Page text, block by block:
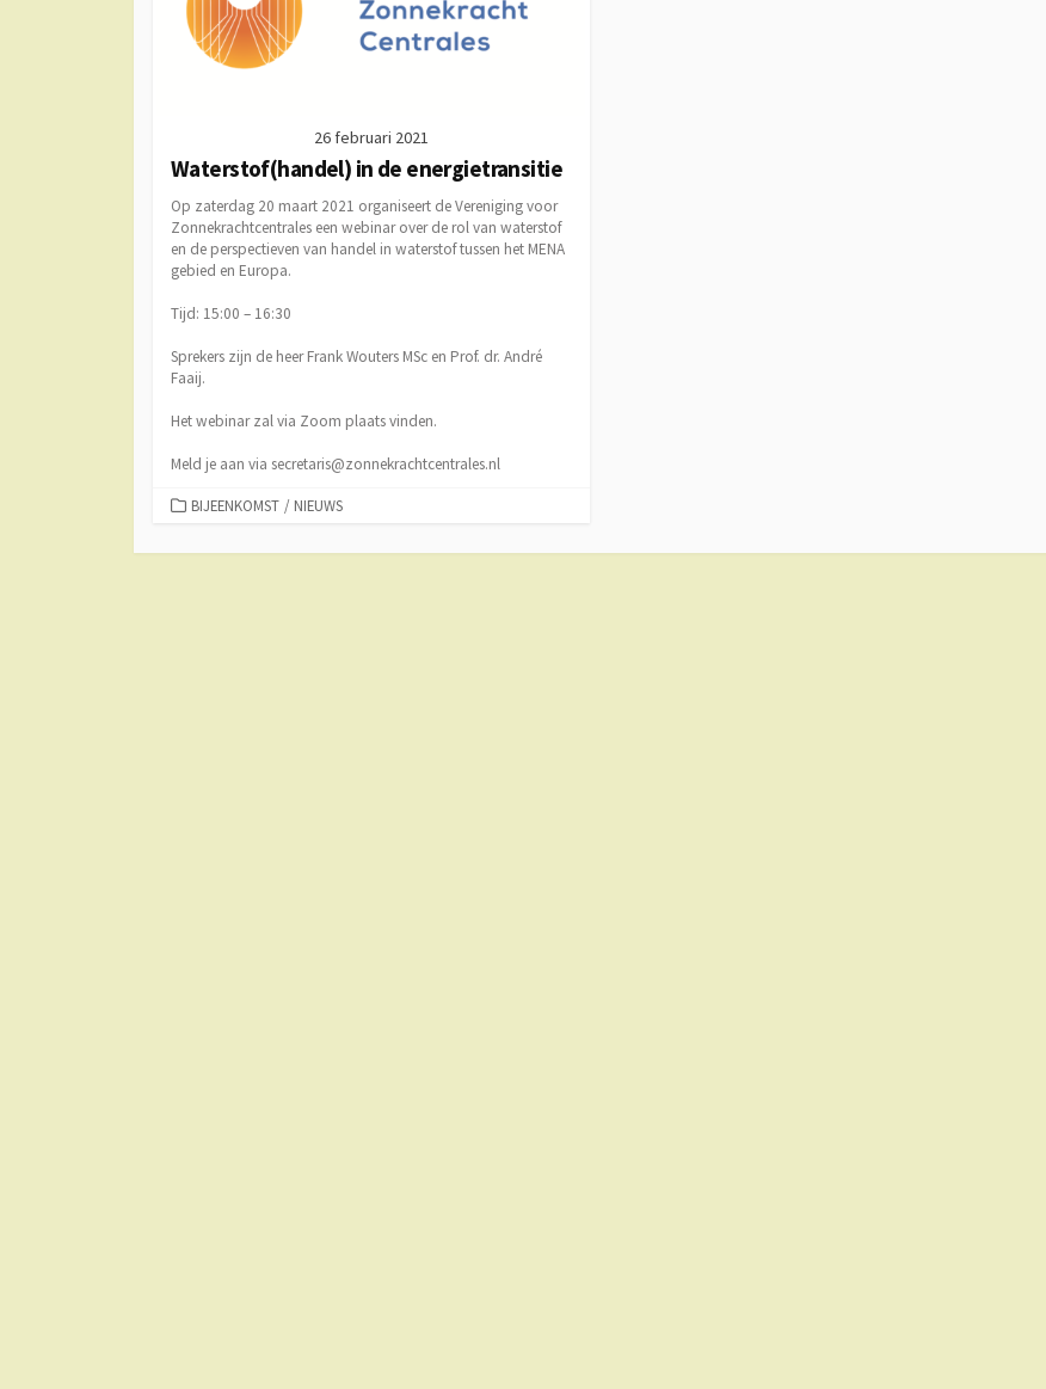
26 februari 2021
Waterstof(handel) in de energietransitie
Op zaterdag 20 maart 2021 organiseert de Vereniging voor
Zonnekrachtcentrales een webinar over de rol van waterstof
en de perspectieven van handel in waterstof tussen het MENA
gebied en Europa.
Tijd: 15:00 – 16:30
Sprekers zijn de heer Frank Wouters MSc en Prof. dr. André
Faaij.
Het webinar zal via Zoom plaats vinden.
Meld je aan via secretaris@zonnekrachtcentrales.nl
CATEGORIEËN
BIJEENKOMST / NIEUWS